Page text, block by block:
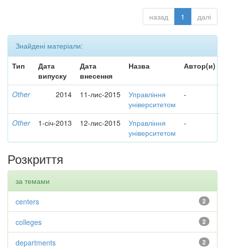
назад 1 далі
Знайдені матеріали:
Тип
Дата
випуску
Дата
внесення
Назва Автор(и)
Other 2014 11-лис-2015
Управління
університетом
-
Other 1-січ-2013 12-лис-2015
Управління
університетом
-
Розкриття
за темами
2
centers
2
colleges
2
departments